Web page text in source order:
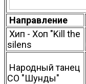
Направление
Хип - Хоп "Kill the
silens
Народный танец
СО "Шунды"